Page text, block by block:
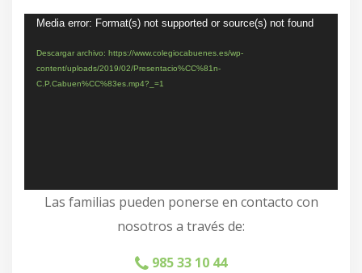
Reproductor
de
vídeo
Media error: Format(s) not supported or source(s) not found
Descargar archivo: https://www.colegiocabuenes.es/wp-
content/uploads/2019/02/Presentacio%CC%81n-
C.P.Cabuen%CC%83es.mp4?_=1
Las familias pueden ponerse en contacto con
nosotros a través de:
985 33 10 44